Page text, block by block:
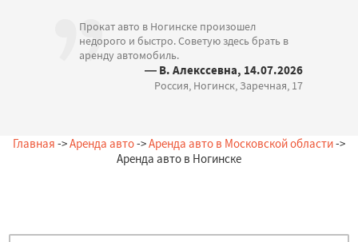
Прокат авто в Ногинске произошел
недорого и быстро. Советую здесь брать в
аренду автомобиль.
— В. Алекссевна, 14.07.2026
Россия, Ногинск, Заречная, 17
Главная ->Аренда авто->Аренда авто в Московской области->
Аренда авто в Ногинске